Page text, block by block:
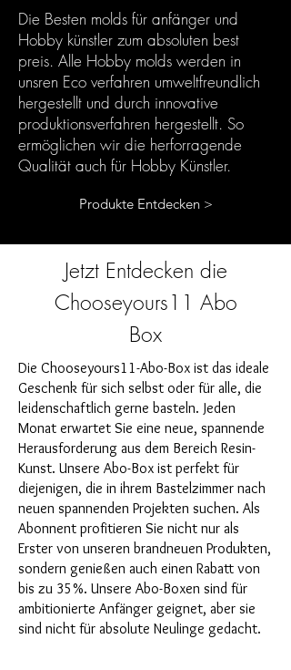
Die Besten molds für anfänger und
Hobby künstler zum absoluten best
preis. Alle Hobby molds werden in
unsren Eco verfahren umweltfreundlich
hergestellt und durch innovative
produktionsverfahren hergestellt. So
ermöglichen wir die herforragende
Qualität auch für Hobby Künstler.
Produkte Entdecken >
Jetzt Entdecken die
Chooseyours11 Abo
Box
Die Chooseyours11-Abo-Box ist das ideale
Geschenk für sich selbst oder für alle, die
leidenschaftlich gerne basteln. Jeden
Monat erwartet Sie eine neue, spannende
Herausforderung aus dem Bereich Resin-
Kunst. Unsere Abo-Box ist perfekt für
diejenigen, die in ihrem Bastelzimmer nach
neuen spannenden Projekten suchen. Als
Abonnent profitieren Sie nicht nur als
Erster von unseren brandneuen Produkten,
sondern genießen auch einen Rabatt von
bis zu 35%. Unsere Abo-Boxen sind für
ambitionierte Anfänger geignet, aber sie
sind nicht für absolute Neulinge gedacht.